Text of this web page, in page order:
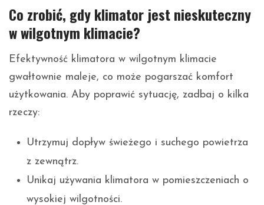
Co zrobić, gdy klimator jest nieskuteczny
w wilgotnym klimacie?
Efektywność klimatora w wilgotnym klimacie
gwałtownie maleje, co może pogarszać komfort
użytkowania. Aby poprawić sytuację, zadbaj o kilka
rzeczy:
Utrzymuj dopływ świeżego i suchego powietrza
z zewnątrz.
Unikaj używania klimatora w pomieszczeniach o
wysokiej wilgotności.